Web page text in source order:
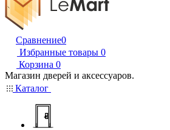
Сравнение0
Избранные товары 0
Корзина 0
Магазин дверей и аксессуаров.
Каталог